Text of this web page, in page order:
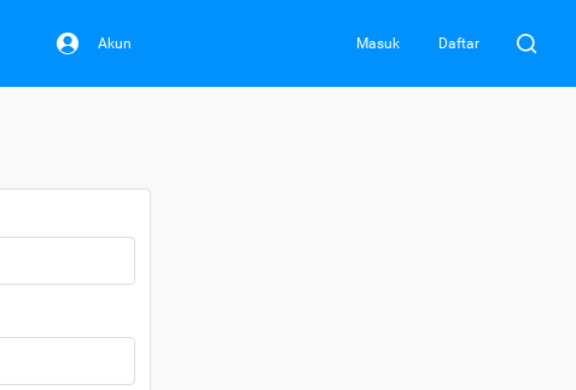
Akun Masuk Daftar